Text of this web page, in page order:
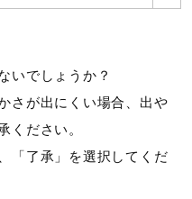
いでしょうか？
さが出にくい場合、出や
ください。
「了承」を選択してくだ